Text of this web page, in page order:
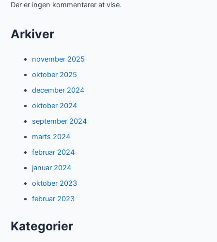
Der er ingen kommentarer at vise.
Arkiver
november 2025
oktober 2025
december 2024
oktober 2024
september 2024
marts 2024
februar 2024
januar 2024
oktober 2023
februar 2023
Kategorier